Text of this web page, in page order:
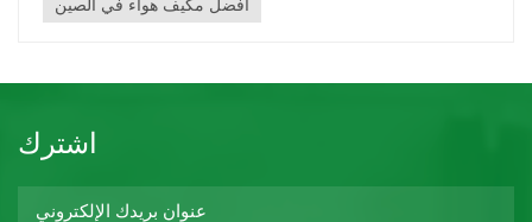
أفضل مكيف هواء في الصين
اشترك